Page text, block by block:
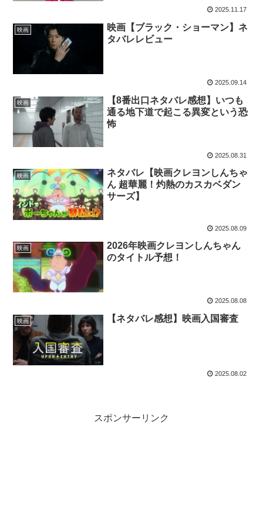
2025.11.17
映画
映画【ブラック・ショーマン】ネ
タバレレビュー
2025.09.14
映画
【8番出口ネタバレ感想】いつも
通る地下道で起こる異変という恐
怖
2025.08.31
映画
ネタバレ【映画クレヨンしんちゃ
ん 超華麗！灼熱のカスカベダン
サーズ】
2025.08.09
映画
2026年映画クレヨンしんちゃん
のタイトル予想！
2025.08.08
映画 【ネタバレ感想】映画入国審査
2025.08.02
スポンサーリンク